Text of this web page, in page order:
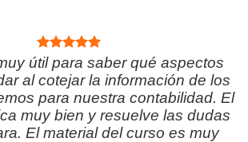
útil para saber qué aspectos
al cotejar la información de los
para nuestra contabilidad. El
muy bien y resuelve las dudas
El material del curso es muy